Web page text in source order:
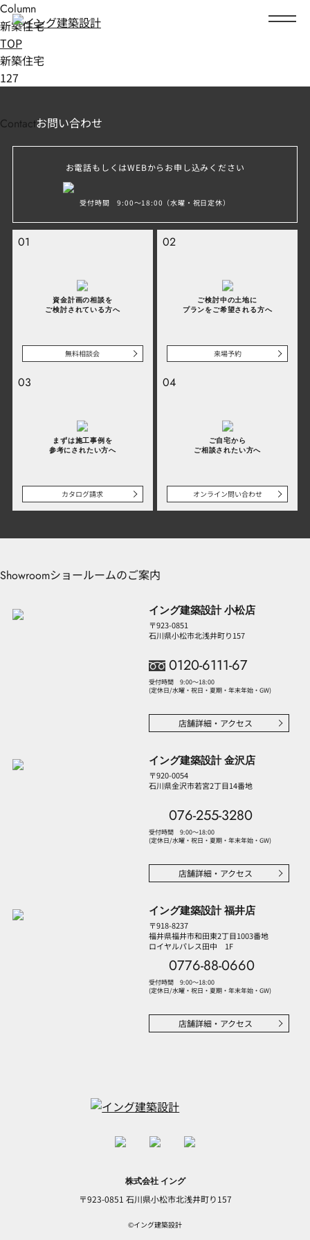
Top
About
デザイン性
安心の保証
家づくりの流れ
イベント
Works
お客様の声
Staff
News お知らせ
Modelhouse
モデルハウス
金沢モデルハウス
小松ショールーム
金沢ショールーム
Column
コラム
株式会社 イング
プライバシーポリシー コンプライアンス
Column
新築住宅
TOP
新築住宅
127
Contactお問い合わせ
お電話もしくはWEBからお申し込みください
受付時間 9:00〜18:00（水曜・祝日定休）
01
資金計画の相談を
ご検討されている方へ
無料相談会
02
ご検討中の土地に
プランをご希望される方へ
来場予約
03
まずは施工事例を
参考にされたい方へ
カタログ請求
04
ご自宅から
ご相談されたい方へ
オンライン問い合わせ
Showroomショールームのご案内
イング建築設計 小松店
〒923-0851
石川県小松市北浅井町り157
0120-6111-67
受付時間 9:00〜18:00
(定休日/水曜・祝日・夏期・年末年始・GW)
店舗詳細・アクセス
イング建築設計 金沢店
〒920-0054
石川県金沢市若宮2丁目14番地
076-255-3280
受付時間 9:00〜18:00
(定休日/水曜・祝日・夏期・年末年始・GW)
店舗詳細・アクセス
イング建築設計 福井店
〒918-8237
福井県福井市和田東2丁目1003番地
ロイヤルパレス田中 1F
0776-88-0660
受付時間 9:00〜18:00
(定休日/水曜・祝日・夏期・年末年始・GW)
店舗詳細・アクセス
株式会社 イング
〒923-0851 石川県小松市北浅井町り157
©イング建築設計